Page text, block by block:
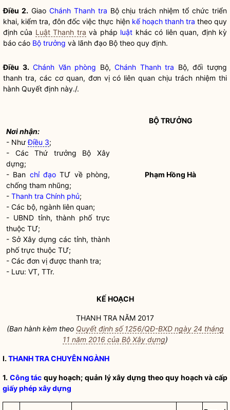
Điều 2.Giao Chánh Thanh tra Bộ chịu trách nhiệm tổ chức triển
khai, kiểm tra, đôn đốc việc thực hiện kế hoạch thanh tra theo quy
định của Luật Thanh tra và pháp luật khác có liên quan, định kỳ
báo cáo Bộ trưởng và lãnh đạo Bộ theo quy định.
Điều 3. Chánh Văn phòng Bộ,Chánh Thanh tra Bộ, đối tượng
thanh tra, các cơ quan, đơn vị có liên quan chịu trách nhiệm thi
hành Quyết định này./.
Nơi nhận:
- NhưĐiều 3;
- Các Thứ trưởng Bộ Xây
dựng;
- Ban chỉ đạo TƯ về phòng,
chống tham nhũng;
-Thanh tra Chính phủ;
- Các bộ, ngành liên quan;
- UBND tỉnh, thành phố trực
thuộc TƯ;
- Sở Xây dựng các tỉnh, thành
phố trực thuộc TƯ;
- Các đơn vị được thanh tra;
- Lưu: VT, TTr.
BỘ TRƯỞNG
Phạm Hồng Hà
KẾ HOẠCH
THANH TRA NĂM 2017
(Ban hành kèm theo Quyết định số 1256/QĐ-BXD ngày 24 tháng
11 năm 2016 của Bộ Xây dựng)
I.THANH TRA CHUYÊN NGÀNH
1. Công tác quy hoạch; quản lý xây dựng theo quy hoạch và cấp
giấy phép xây dựng